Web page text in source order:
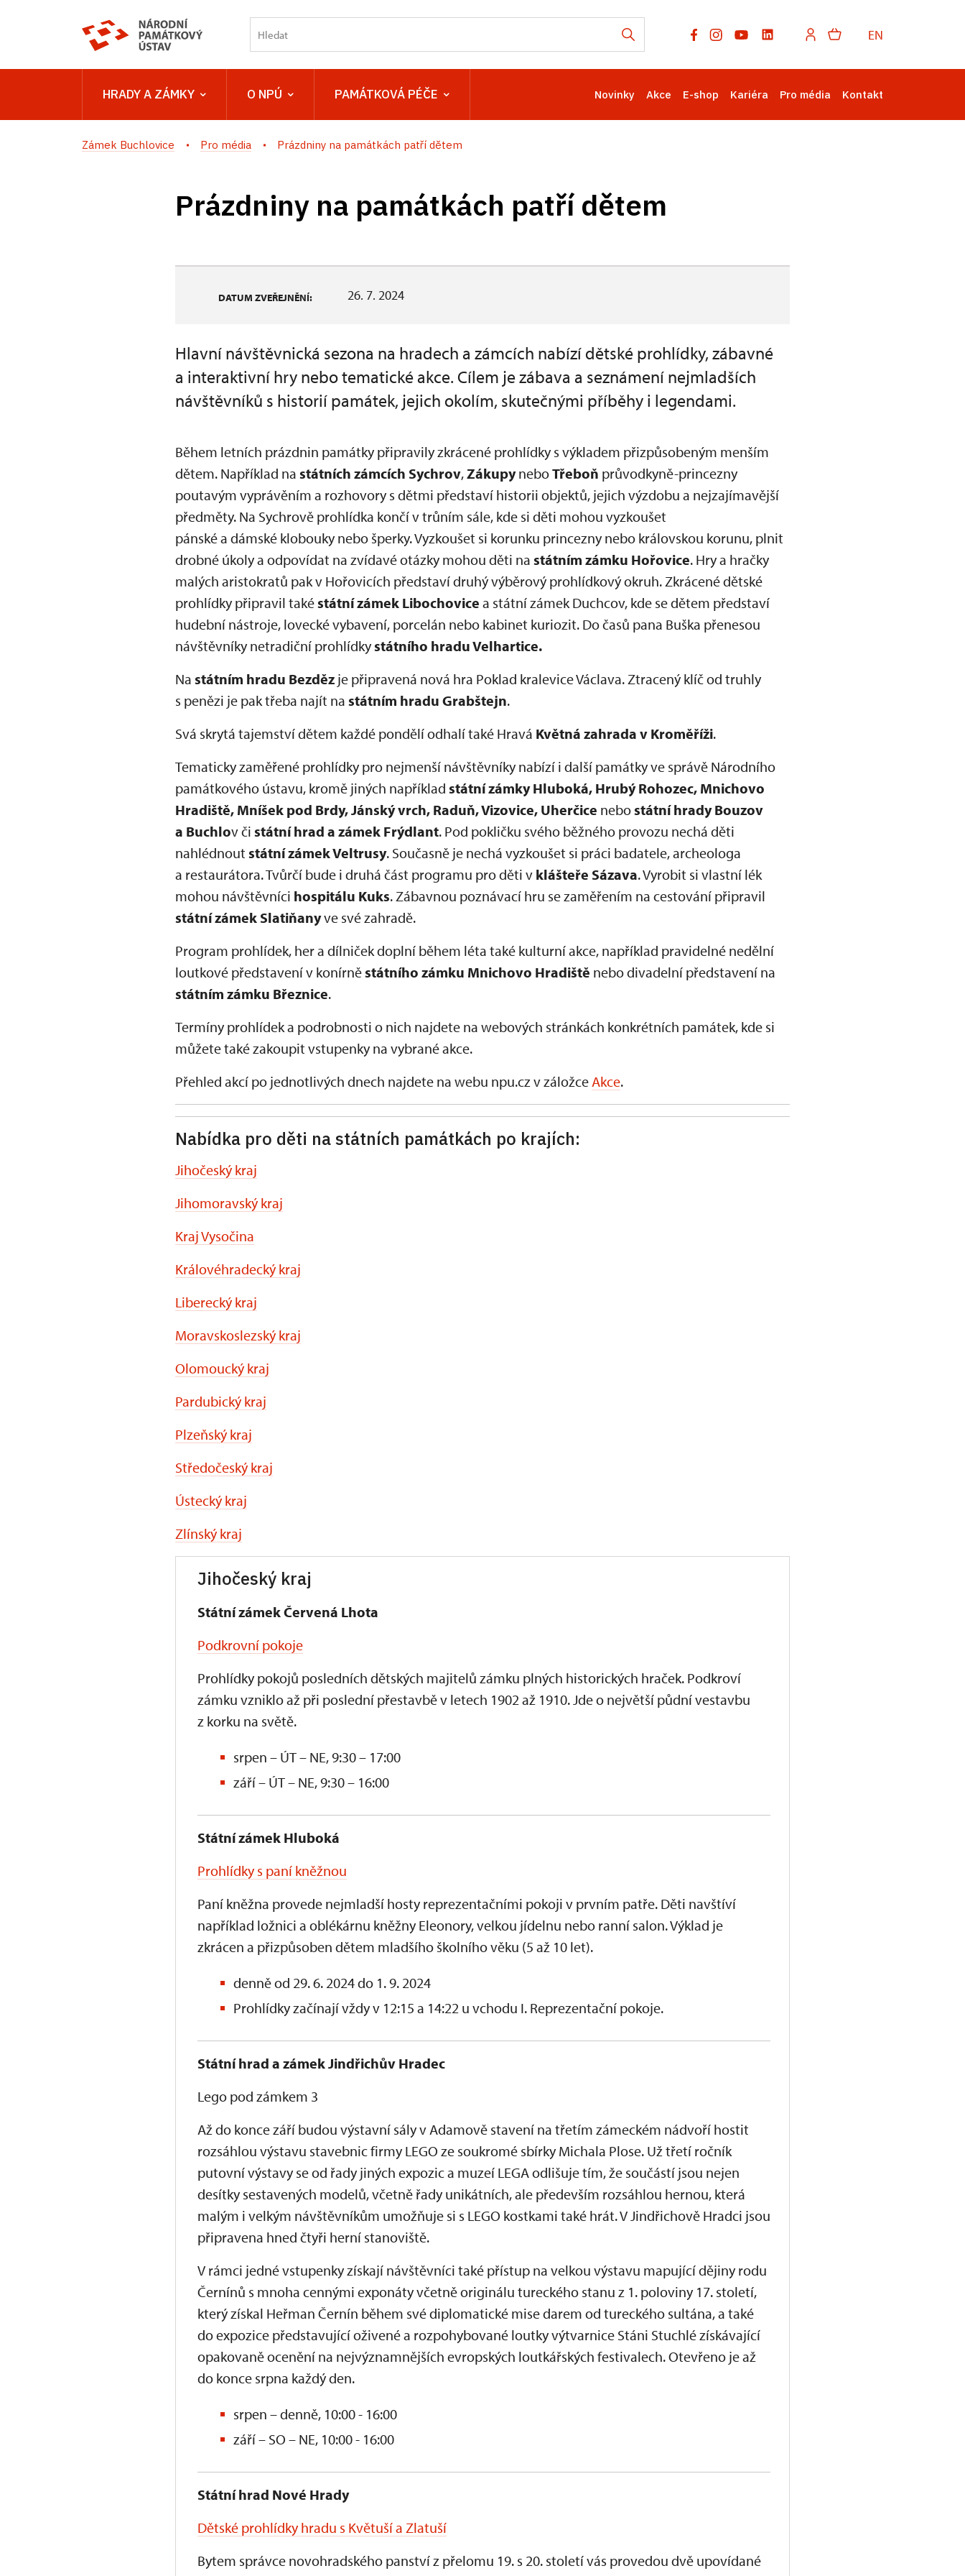
EN
HRADY A ZÁMKY O NPÚ PAMÁTKOVÁ PÉČE Novinky Akce E-shop Kariéra Pro média Kontakt
Zámek Buchlovice Pro média Prázdniny na památkách patří dětem
Prázdniny na památkách patří dětem
DATUM ZVEŘEJNĚNÍ: 26. 7. 2024
Hlavní návštěvnická sezona na hradech a zámcích nabízí dětské prohlídky, zábavné
a interaktivní hry nebo tematické akce. Cílem je zábava a seznámení nejmladších
návštěvníků s historií památek, jejich okolím, skutečnými příběhy i legendami.
Během letních prázdnin památky připravily zkrácené prohlídky s výkladem přizpůsobeným menším
dětem. Například na státních zámcích Sychrov,ZákupyneboTřeboň průvodkyně-princezny
poutavým vyprávěním a rozhovory s dětmi představí historii objektů, jejich výzdobu a nejzajímavější
předměty. Na Sychrově prohlídka končí v trůním sále, kde si děti mohou vyzkoušet
pánské a dámské klobouky nebo šperky. Vyzkoušet si korunku princezny nebo královskou korunu, plnit
drobné úkoly a odpovídat na zvídavé otázky mohou děti na státním zámku Hořovice. Hry a hračky
malých aristokratů pak v Hořovicích představí druhý výběrový prohlídkový okruh. Zkrácené dětské
prohlídky připravil takéstátní zámek Libochovice a státní zámek Duchcov, kde se dětem představí
hudební nástroje, lovecké vybavení, porcelán nebo kabinet kuriozit. Do časů pana Buška přenesou
návštěvníky netradiční prohlídkystátního hradu Velhartice.
Na státním hradu Bezděz je připravená nová hra Poklad kralevice Václava. Ztracený klíč od truhly
s penězi je pak třeba najít na státním hradu Grabštejn.
Svá skrytá tajemství dětem každé pondělí odhalí také Hravá Květná zahrada v Kroměříži.
Tematicky zaměřené prohlídky pro nejmenší návštěvníky nabízí i další památky ve správě Národního
památkového ústavu, kromě jiných například státní zámky Hluboká, Hrubý Rohozec, Mnichovo
Hradiště, Mníšek pod Brdy, Jánský vrch, Raduň, Vizovice, Uherčice nebostátní hrady Bouzov
a Buchlov či státní hrad a zámek Frýdlant. Pod pokličku svého běžného provozu nechá děti
nahlédnout státní zámek Veltrusy. Současně je nechá vyzkoušet si práci badatele, archeologa
a restaurátora. Tvůrčí bude i druhá část programu pro děti v klášteře Sázava. Vyrobit si vlastní lék
mohou návštěvníci hospitálu Kuks. Zábavnou poznávací hru se zaměřením na cestování připravil
státní zámek Slatiňanyve své zahradě.
Program prohlídek, her a dílniček doplní během léta také kulturní akce, například pravidelné nedělní
loutkové představení v konírněstátního zámku Mnichovo Hradiště nebo divadelní představení na
státním zámku Březnice.
Termíny prohlídek a podrobnosti o nich najdete na webových stránkách konkrétních památek, kde si
můžete také zakoupit vstupenky na vybrané akce.
Přehled akcí po jednotlivých dnech najdete na webu npu.cz v záložceAkce.
Nabídka pro děti na státních památkách po krajích:
Jihočeský kraj
Jihomoravský kraj
Kraj Vysočina
Královéhradecký kraj
Liberecký kraj
Moravskoslezský kraj
Olomoucký kraj
Pardubický kraj
Plzeňský kraj
Středočeský kraj
Ústecký kraj
Zlínský kraj
Jihočeský kraj
Státní zámek Červená Lhota
Podkrovní pokoje
Prohlídky pokojů posledních dětských majitelů zámku plných historických hraček. Podkroví
zámku vzniklo až při poslední přestavbě v letech 1902 až 1910. Jde o největší půdní vestavbu
z korku na světě.
srpen – ÚT – NE, 9:30 – 17:00
září – ÚT – NE, 9:30 – 16:00
Státní zámek Hluboká
Prohlídky s paní kněžnou
Paní kněžna provede nejmladší hosty reprezentačními pokoji v prvním patře. Děti navštíví
například ložnici a oblékárnu kněžny Eleonory, velkou jídelnu nebo ranní salon. Výklad je
zkrácen a přizpůsoben dětem mladšího školního věku (5 až 10 let).
denně od 29. 6. 2024 do 1. 9. 2024
Prohlídky začínají vždy v 12:15 a 14:22 u vchodu I. Reprezentační pokoje.
Státní hrad a zámek Jindřichův Hradec
Lego pod zámkem 3
Až do konce září budou výstavní sály v Adamově stavení na třetím zámeckém nádvoří hostit
rozsáhlou výstavu stavebnic firmy LEGO ze soukromé sbírky Michala Plose. Už třetí ročník
putovní výstavy se od řady jiných expozic a muzeí LEGA odlišuje tím, že součástí jsou nejen
desítky sestavených modelů, včetně řady unikátních, ale především rozsáhlou hernou, která
malým i velkým návštěvníkům umožňuje si s LEGO kostkami také hrát. V Jindřichově Hradci jsou
připravena hned čtyři herní stanoviště.
V rámci jedné vstupenky získají návštěvníci také přístup na velkou výstavu mapující dějiny rodu
Černínů s mnoha cennými exponáty včetně originálu tureckého stanu z 1. poloviny 17. století,
který získal Heřman Černín během své diplomatické mise darem od tureckého sultána, a také
do expozice představující oživené a rozpohybované loutky výtvarnice Stáni Stuchlé získávající
opakovaně ocenění na nejvýznamnějších evropských loutkářských festivalech. Otevřeno je až
do konce srpna každý den.
srpen – denně, 10:00 - 16:00
září – SO – NE, 10:00 - 16:00
Státní hrad Nové Hrady
Dětské prohlídky hradu s Květuší a Zlatuší
Bytem správce novohradského panství z přelomu 19. s 20. století vás provedou dvě upovídané